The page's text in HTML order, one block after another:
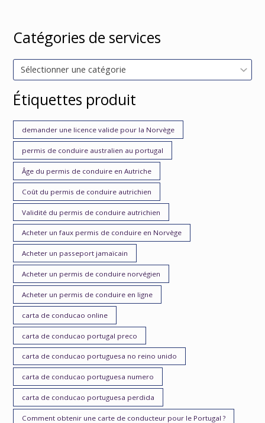
Catégories de services
Sélectionner une catégorie
Étiquettes produit
demander une licence valide pour la Norvège
permis de conduire australien au portugal
Âge du permis de conduire en Autriche
Coût du permis de conduire autrichien
Validité du permis de conduire autrichien
Acheter un faux permis de conduire en Norvège
Acheter un passeport jamaïcain
Acheter un permis de conduire norvégien
Acheter un permis de conduire en ligne
carta de conducao online
carta de conducao portugal preco
carta de conducao portuguesa no reino unido
carta de conducao portuguesa numero
carta de conducao portuguesa perdida
Comment obtenir une carte de conducteur pour le Portugal ?